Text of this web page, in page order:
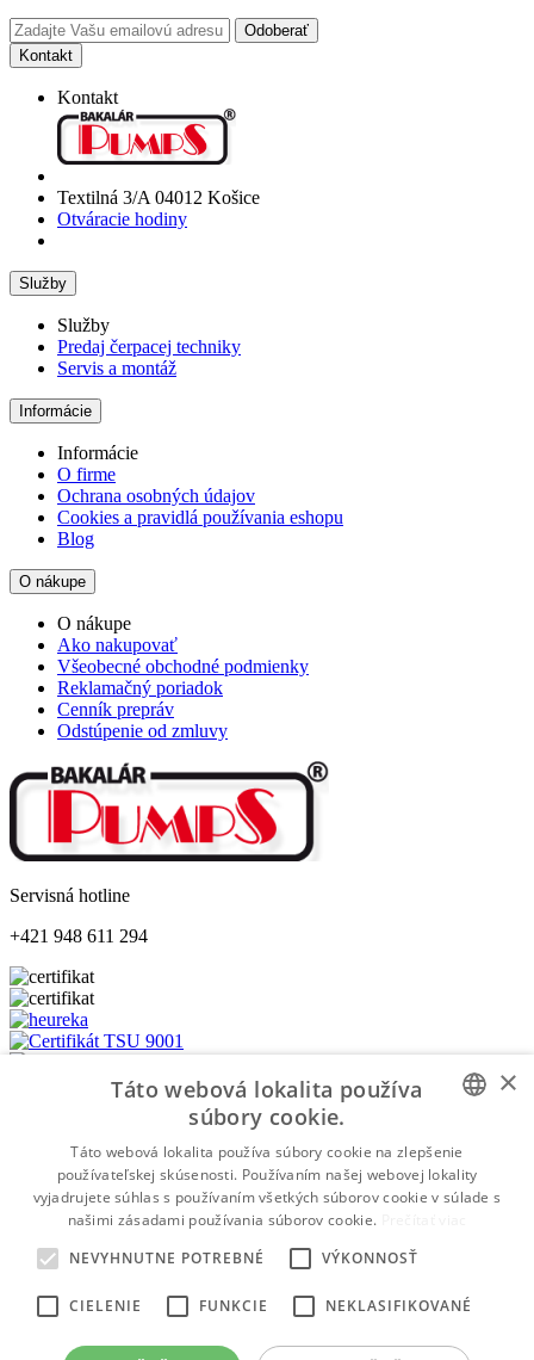
Odoberať
Kontakt
Kontakt
Textilná 3/A 04012 Košice
Otváracie hodiny
Služby
Služby
Predaj čerpacej techniky
Servis a montáž
Informácie
Informácie
O firme
Ochrana osobných údajov
Cookies a pravidlá používania eshopu
Blog
O nákupe
O nákupe
Ako nakupovať
Všeobecné obchodné podmienky
Reklamačný poriadok
Cenník prepráv
Odstúpenie od zmluvy
Servisná hotline
+421 948 611 294
Platba bankovým prevodom
Platba kartou
WWW.PUMPS.SK
©2026 Všetky práva vyhradené | Made by
moderny-eshop.sk
SLOVAK
SLOVAK
×
Táto webová lokalita používa
súbory cookie.
Táto webová lokalita používa súbory cookie na zlepšenie
používateľskej skúsenosti. Používaním našej webovej lokality
vyjadrujete súhlas s používaním všetkých súborov cookie v súlade s
našimi zásadami používania súborov cookie.
NEVYHNUTNE POTREBNÉ
VÝKONNOSŤ
CIELENIE FUNKCIE NEKLASIFIKOVANÉ